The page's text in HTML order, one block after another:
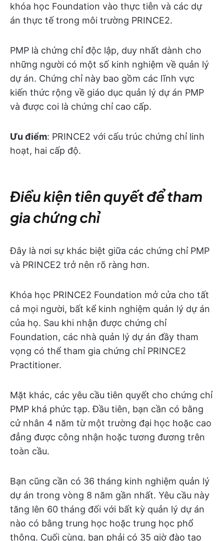
khóa học Foundation vào thực tiễn và các dự
án thực tế trong môi trường PRINCE2.
PMP là chứng chỉ độc lập, duy nhất dành cho
những người có một số kinh nghiệm về quản lý
dự án. Chứng chỉ này bao gồm các lĩnh vực
kiến thức rộng về giáo dục quản lý dự án PMP
và được coi là chứng chỉ cao cấp.
Ưu điểm: PRINCE2 với cấu trúc chứng chỉ linh
hoạt, hai cấp độ.
Điều kiện tiên quyết để tham
gia chứng chỉ
Đây là nơi sự khác biệt giữa các chứng chỉ PMP
và PRINCE2 trở nên rõ ràng hơn.
Khóa học PRINCE2 Foundation mở cửa cho tất
cả mọi người, bất kể kinh nghiệm quản lý dự án
của họ. Sau khi nhận được chứng chỉ
Foundation, các nhà quản lý dự án đầy tham
vọng có thể tham gia chứng chỉ PRINCE2
Practitioner.
Mặt khác, các yêu cầu tiên quyết cho chứng chỉ
PMP khá phức tạp. Đầu tiên, bạn cần có bằng
cử nhân 4 năm từ một trường đại học hoặc cao
đẳng được công nhận hoặc tương đương trên
toàn cầu.
Bạn cũng cần có 36 tháng kinh nghiệm quản lý
dự án trong vòng 8 năm gần nhất. Yêu cầu này
tăng lên 60 tháng đối với bất kỳ quản lý dự án
nào có bằng trung học hoặc trung học phổ
thông. Cuối cùng, bạn phải có 35 giờ đào tạo